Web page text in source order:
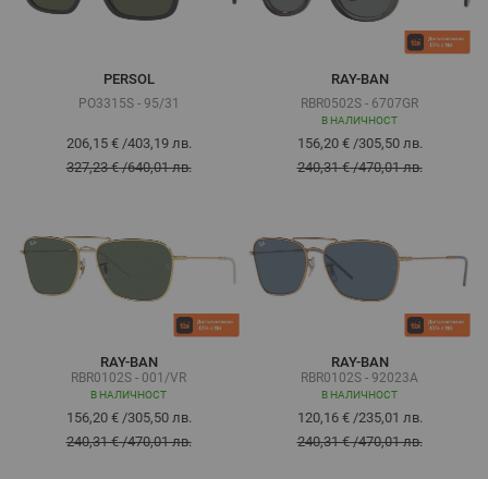
PERSOL
PO3315S - 95/31
206,15 €/403,19 лв.
327,23 €/640,01 лв.
RAY-BAN
RBR0502S - 6707GR
В НАЛИЧНОСТ
156,20 €/305,50 лв.
240,31 €/470,01 лв.
RAY-BAN
RBR0102S - 001/VR
В НАЛИЧНОСТ
156,20 €/305,50 лв.
240,31 €/470,01 лв.
RAY-BAN
RBR0102S - 92023A
В НАЛИЧНОСТ
120,16 €/235,01 лв.
240,31 €/470,01 лв.